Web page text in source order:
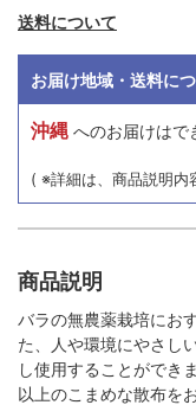
送料について
お届け地域・送料に
沖縄 へのお届けはで
( ※詳細は、商品説明内
商品説明
バラの無農薬栽培にお
た、人や環境にやさし
し使用することができ
以上のこまめな散布を